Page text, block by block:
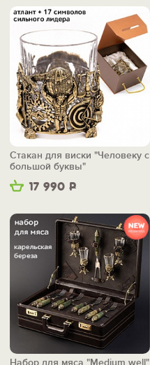
17 990 Р
Стакан для виски "Человеку с
большой буквы"